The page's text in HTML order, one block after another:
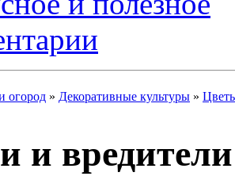
огород » Декоративные культуры »
и